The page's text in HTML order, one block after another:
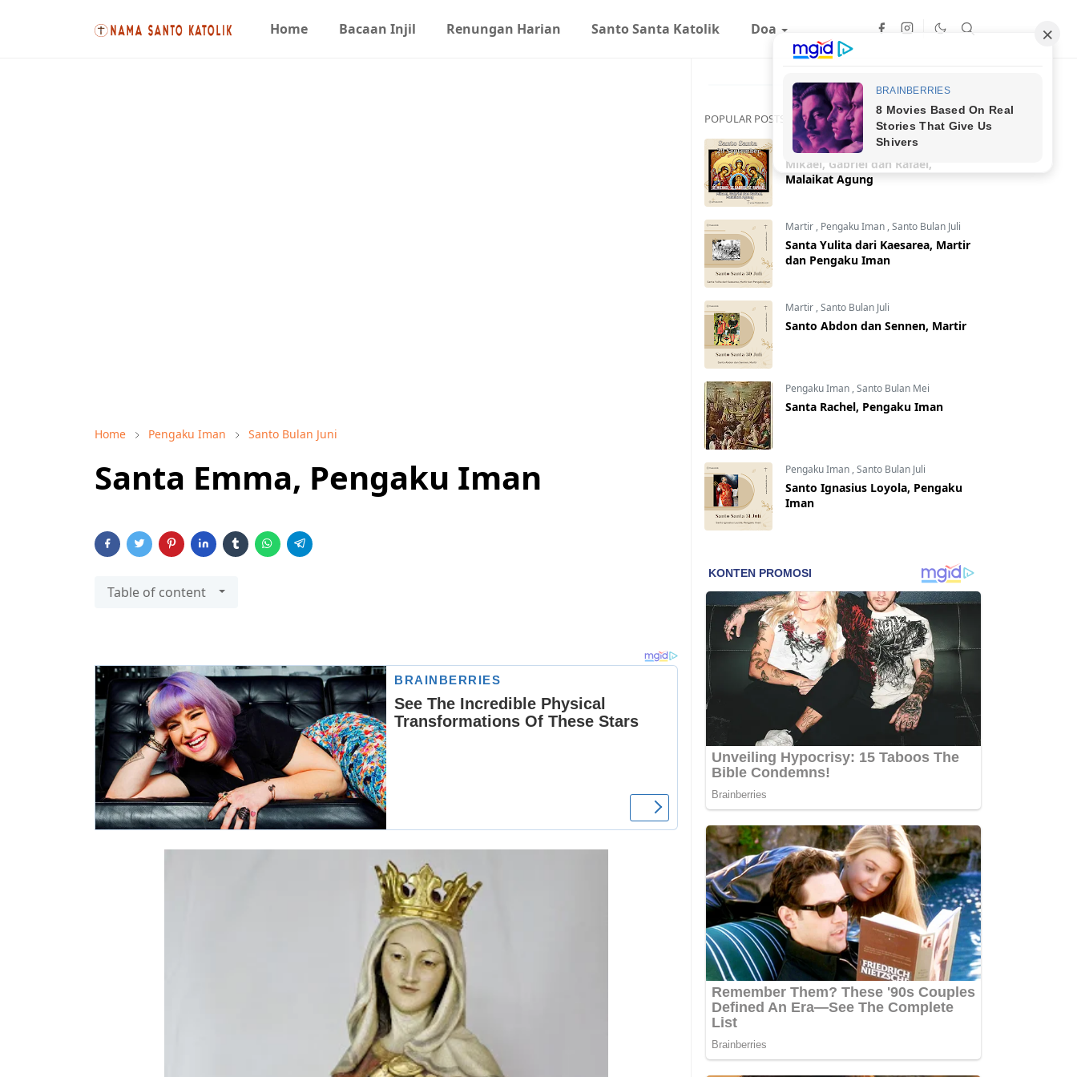
Home Bacaan Injil Renungan Harian Santo Santa Katolik Doa
Home Pengaku Iman Santo Bulan Juni
Santa Emma, Pengaku Iman
Table of content
POPULAR POSTS
Malaikat,Santo Bulan September
Mikael, Gabriel dan Rafael,
Malaikat Agung
Martir , Pengaku Iman ,Santo Bulan Juli
Santa Yulita dari Kaesarea, Martir
dan Pengaku Iman
Martir ,Santo Bulan Juli
Santo Abdon dan Sennen, Martir
Pengaku Iman ,Santo Bulan Mei
Santa Rachel, Pengaku Iman
Pengaku Iman ,Santo Bulan Juli
Santo Ignasius Loyola, Pengaku
Iman